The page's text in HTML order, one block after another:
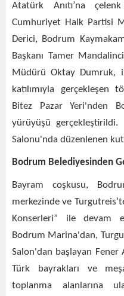
Atatürk Anıtı’na
Cumhuriyet Halk Partisi
Derici, Bodrum
Başkanı Tamer
Müdürü Oktay Dumruk,
katılımıyla gerçekleşen
Bitez Pazar Yeri'nden
yürüyüşü
Salonu'nda düzenlenen
Bodrum Belediyesinden
Bayram coşkusu,
merkezinde ve
Konserleri” ile devam
Bodrum Marina'dan,
Salon'dan başlayan Fener
Türk bayrakları ve
toplanma alanlarına